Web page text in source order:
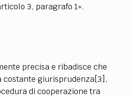
3, paragrafo 1».
precisa e ribadisce che
costante giurisprudenza[3],
di cooperazione tra